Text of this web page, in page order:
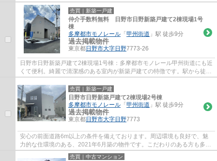
歩9分の物件です♪なかえ不動産は、快適に過...
売買｜新築一戸建
仲介手数料無料 日野市日野新築戸建て2棟現場1号
棟
多摩都市モノレール 「 甲州街道 」駅 徒歩9分
過去掲載物件
東京都日野市大字日野7773-26
日野市日野新築戸建て2棟現場1号棟：多摩都市モノレール甲州街道にも近
くて便利。綺麗で清潔感のある室内が新築戸建ての特徴です。駅から徒歩
9分の場所に位置する物件です。ニーズのあ...
売買｜新築一戸建
日野市日野新築戸建て2棟現場2号棟
多摩都市モノレール 「 甲州街道 」駅 徒歩9分
過去掲載物件
東京都日野市大字日野7773
安心の前面道路6m以上の条件を備えております。周辺環境も良好で、魅
力的な住環境のある、2021年6月築の物件です。こだわりのある方も多
い、新築の戸建て物件となっております。こだわ...
売買｜中古マンション